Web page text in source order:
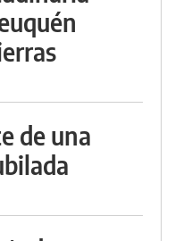
de una